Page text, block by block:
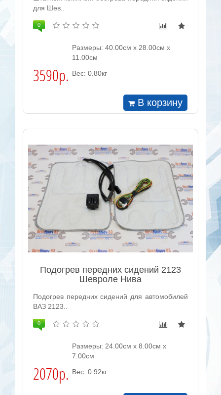
для Шев..
0
3590р.
Размеры: 40.00см x 28.00см x
11.00см
Вес: 0.80кг
В корзину
Подогрев передних сидений 2123
Шевроле Нива
Подогрев передних сидений для автомобилей
ВАЗ 2123..
0
2070р.
Размеры: 24.00см x 8.00см x
7.00см
Вес: 0.92кг